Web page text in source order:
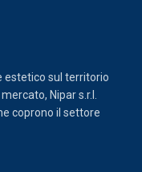
estetico sul territorio
Nipar s.r.l.
coprono il settore